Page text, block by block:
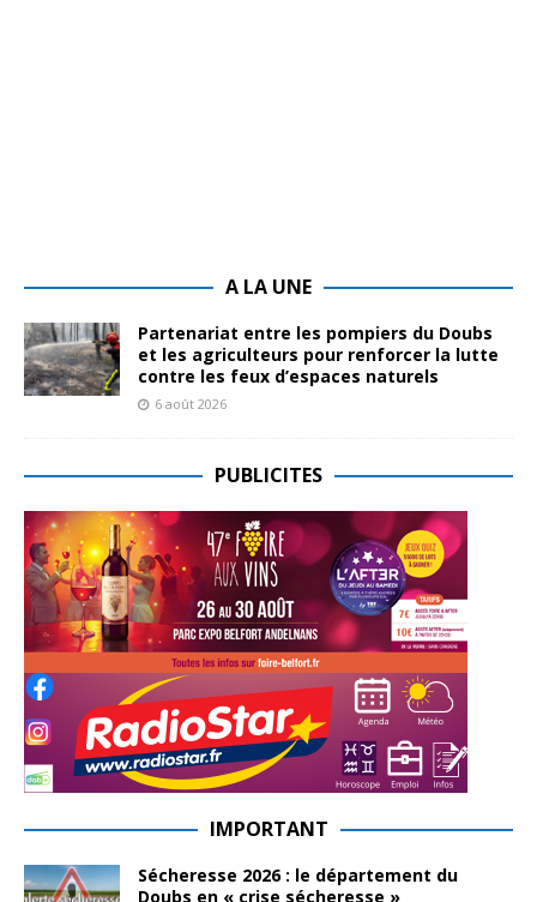
A LA UNE
Partenariat entre les pompiers du Doubs
et les agriculteurs pour renforcer la lutte
contre les feux d’espaces naturels
6 août 2026
PUBLICITES
IMPORTANT
Sécheresse 2026 : le département du
Doubs en « crise sécheresse »